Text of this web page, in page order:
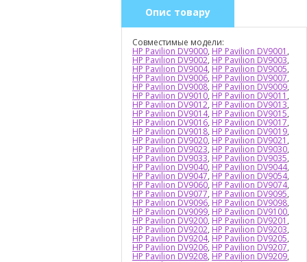
Опис товару
Совместимые модели:
HP Pavilion DV9000, HP Pavilion DV9001 ,
HP Pavilion DV9002, HP Pavilion DV9003,
HP Pavilion DV9004, HP Pavilion DV9005,
HP Pavilion DV9006, HP Pavilion DV9007,
HP Pavilion DV9008, HP Pavilion DV9009,
HP Pavilion DV9010, HP Pavilion DV9011 ,
HP Pavilion DV9012, HP Pavilion DV9013,
HP Pavilion DV9014, HP Pavilion DV9015,
HP Pavilion DV9016, HP Pavilion DV9017,
HP Pavilion DV9018, HP Pavilion DV9019,
HP Pavilion DV9020, HP Pavilion DV9021 ,
HP Pavilion DV9023, HP Pavilion DV9030,
HP Pavilion DV9033, HP Pavilion DV9035,
HP Pavilion DV9040, HP Pavilion DV9044,
HP Pavilion DV9047, HP Pavilion DV9054,
HP Pavilion DV9060, HP Pavilion DV9074,
HP Pavilion DV9077, HP Pavilion DV9095,
HP Pavilion DV9096, HP Pavilion DV9098,
HP Pavilion DV9099, HP Pavilion DV9100,
HP Pavilion DV9200, HP Pavilion DV9201 ,
HP Pavilion DV9202, HP Pavilion DV9203,
HP Pavilion DV9204, HP Pavilion DV9205,
HP Pavilion DV9206, HP Pavilion DV9207,
HP Pavilion DV9208, HP Pavilion DV9209,